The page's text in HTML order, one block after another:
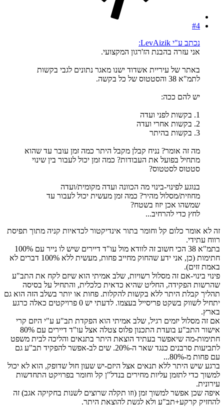
#4
נכתב ע"י LevAizik:
אני עזרה בהבנת הז'רגון המקצועי.
באתר של עיריית אשדוד ישנו מאגר נתונים לגבי בקשות
לתמ"א 38 והסטטוס של כל בקשה.
יש להם ככה:
1. בקשות לפני ועדה
2. בקשות אחרי ועדה
3. בקשות בהיתר
מה זה אומר? נניח קבלן מקבל היתר כמה זמן עובר עד שהוא
מתחיל בפועל את העבודות? כמה זמן יכול לעבור בין שינוי
סטטוס לסטטוס?
בנוגע לפינוי-בינוי מה הכוונה ועדה מקומית/ועדה
מחוזית/מסלול מהיר? כמה זמן מעשית יכול לעבור עד
שמשהו אכן יזוז בשטח?
לחץ כדי להרחיב...
זה לא אומר כלום קל וחומר בתור אינדיקטור לכדאיות קניה מתוך תפיסת
רווח עתידי.
בתמ"א 38 הכי חשוב זה לוודא מול עו"ד דיירים שיש לו נייר עם 100%
חתימות (כן, אני ידע שהחוק מחייב פחות, מעשית ללא 100% דברים לא
באמת זזים).
פינוי בינוי-אם זה מסלול רשויות, שלב אמיתי הוא שיזם לקח את התב"ע
שהרשות הפקידה, החליט שהיא כדאית כלכלית, והתחיל על בסיסה
תהליך קבלת היתר ללא בקשות להקלות. פחות או יותר בשלב הזה הוא גם
יתחיל לשווק בשקט פריסייל בעצמו. לדעתי יש 0 פרויקטים כאלה כרגע
בארץ.
אם זה מסלול יזמים רגיל, שלב אמיתי הוא הפקדת תב"ע ע"י היזם קרי
אישור התב"ע בועדת התכנון פלוס צטלה אצל עו"ד דיירים עם 80%
חתימות-מה שיאפשר בעתיד הוצאת היתר בתנאים והליכה לבית משפט
לתביעות סרבנים כנגד שאר ה-20%. שים לב-אפשר להפקיד תב"ע גם
עם פחות מ-80%...
ברגע שיש היתר ללא תנאים אצל היזם-יש שעון חול שדופק, הוא לא יכול
למשוך כדי לתזמן עליות מחירים בנדל"ן קל וחומר בפרויקט התחדשות
עירונית.
איפה שכן אפשר למשוך זמן (וזו תקלה שרוצים לשנות בחקיקה אגב) זה
להחזיק קרקע+תב"ע ולא לגשת להוצאת היתר.